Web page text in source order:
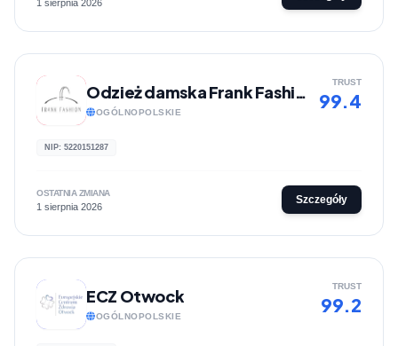
1 sierpnia 2026
Odzież damska Frank Fashion
OGÓLNOPOLSKIE
TRUST
99.4
NIP: 5220151287
OSTATNIA ZMIANA
1 sierpnia 2026
Szczegóły
ECZ Otwock
OGÓLNOPOLSKIE
TRUST
99.2